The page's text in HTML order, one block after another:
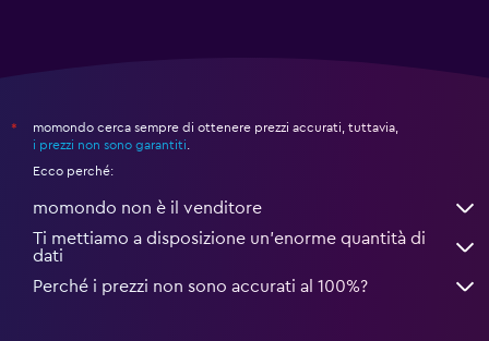
*
momondo cerca sempre di ottenere prezzi accurati, tuttavia,
i prezzi non sono garantiti
Ecco perché:
momondo non è il venditore
Ti mettiamo a disposizione un’enorme quantità di
dati
Perché i prezzi non sono accurati al 100%?